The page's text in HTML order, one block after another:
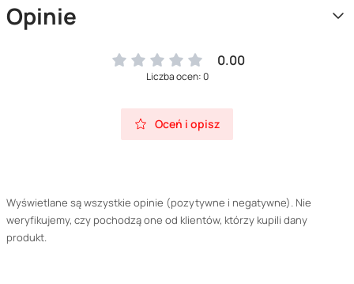
Opinie
0.00
Liczba ocen: 0
Oceń i opisz
Wyświetlane są wszystkie opinie (pozytywne i negatywne). Nie
weryfikujemy, czy pochodzą one od klientów, którzy kupili dany
produkt.